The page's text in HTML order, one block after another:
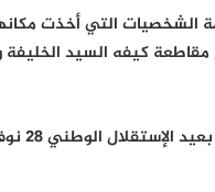
الشخصيات التي أخذت
كيفه السيد
الوطني 28 نوفمبر .